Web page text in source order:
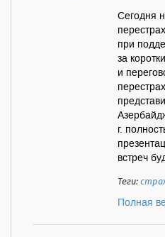
Сегодня
при
за
и
г.
встреч
Теги:
Полная